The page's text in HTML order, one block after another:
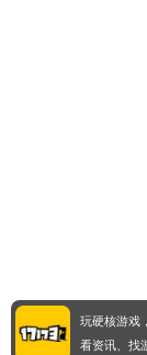
玩硬核游戏
看资讯、找